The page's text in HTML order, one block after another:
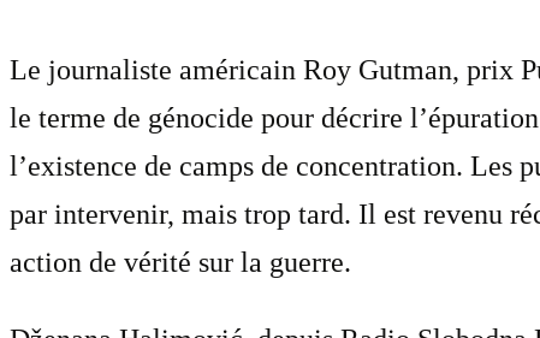
Le journaliste américain Roy Gutman, prix
le terme de génocide pour décrire
l’existence de camps de concentration. Les
par intervenir, mais trop tard. Il est revenu
action de vérité sur la guerre.